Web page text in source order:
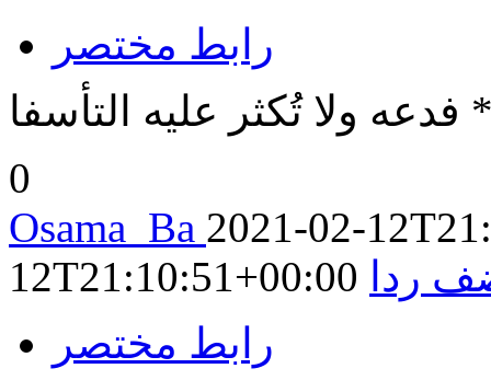
رابط مختصر
فدعه ولا تُكثر عليه التأسفا
0
Osama_Ba 2021-02-
12T21:10:51+00:00 ردا
رابط مختصر